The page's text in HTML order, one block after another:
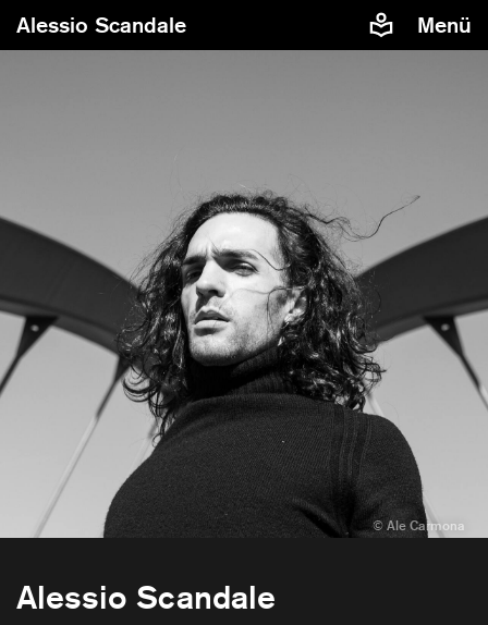
Alessio Scandale Menü
Alessio Scandale